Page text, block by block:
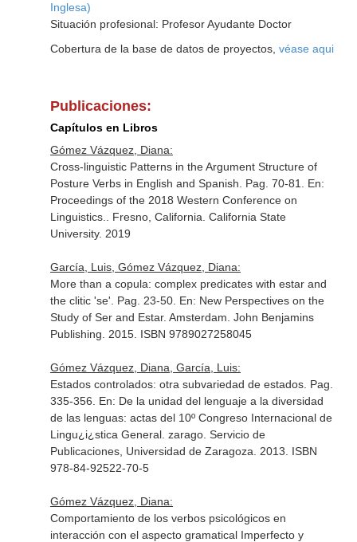
Inglesa)
Situación profesional: Profesor Ayudante Doctor
Cobertura de la base de datos de proyectos, véase aqui
Publicaciones:
Capítulos en Libros
Gómez Vázquez, Diana:
Cross-linguistic Patterns in the Argument Structure of
Posture Verbs in English and Spanish. Pag. 70-81. En:
Proceedings of the 2018 Western Conference on
Linguistics.
. Fresno, California. California State
University. 2019
García, Luis, Gómez Vázquez, Diana:
More than a copula: complex predicates with estar and
the clitic 'se'. Pag. 23-50. En: New Perspectives on the
Study of Ser and Estar. Amsterdam. John Benjamins
Publishing. 2015. ISBN 9789027258045
Gómez Vázquez, Diana, García, Luis:
Estados controlados: otra subvariedad de estados. Pag.
335-356. En: De la unidad del lenguaje a la diversidad
de las lenguas: actas del 10º Congreso Internacional de
Lingu¿i¿stica General. zarago. Servicio de
Publicaciones, Universidad de Zaragoza. 2013. ISBN
978-84-92522-70-5
Gómez Vázquez, Diana:
Comportamiento de los verbos psicológicos en
interacción con el aspecto gramatical Imperfecto y